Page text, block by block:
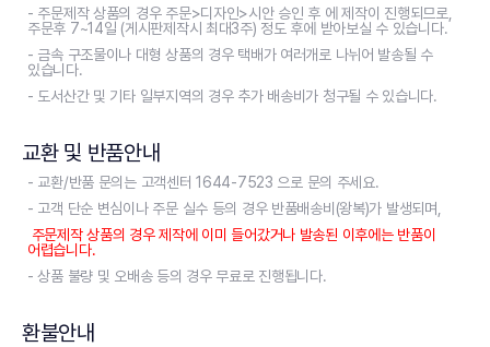
- 주문제작 상품의 경우 주문>디자인>시안 승인 후 에 제작이 진행되므로,
주문후 7~14일 (게시판제작시 최대3주) 정도 후에 받아보실 수 있습니다.
- 금속 구조물이나 대형 상품의 경우 택배가 여러개로 나뉘어 발송될 수
있습니다.
- 도서산간 및 기타 일부지역의 경우 추가 배송비가 청구될 수 있습니다.
교환 및 반품안내
- 교환/반품 문의는 고객센터 1644-7523 으로 문의 주세요.
- 고객 단순 변심이나 주문 실수 등의 경우 반품배송비(왕복)가 발생되며,
주문제작 상품의 경우 제작에 이미 들어갔거나 발송된 이후에는 반품이
어렵습니다.
- 상품 불량 및 오배송 등의 경우 무료로 진행됩니다.
환불안내